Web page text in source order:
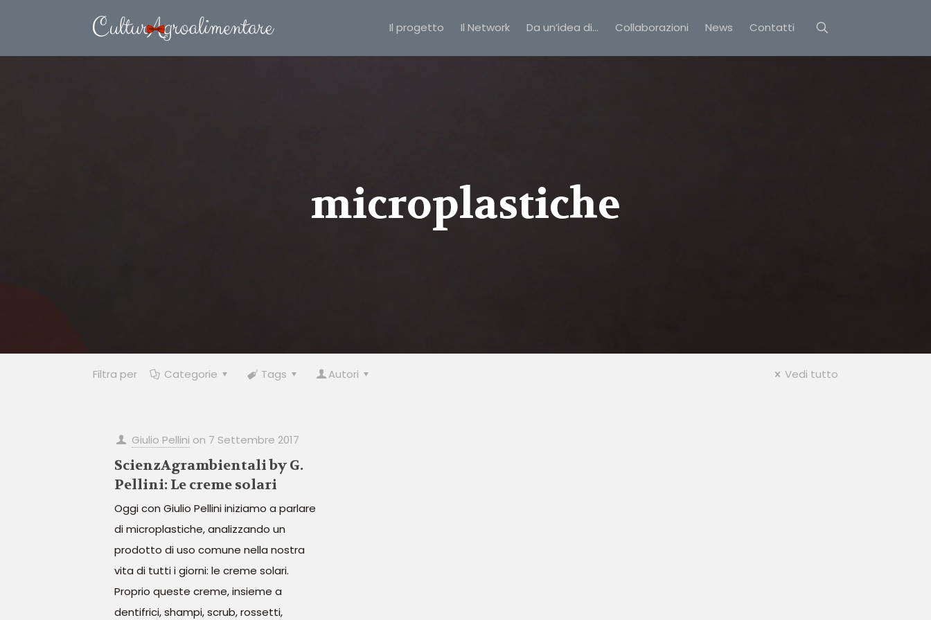
Il progetto Il Network Da un’idea di… Collaborazioni News Contatti
microplastiche
Filtra per Categorie Tags Autori Vedi tutto
Giulio Pellini on 7 Settembre 2017
ScienzAgrambientali by G.
Pellini: Le creme solari
Oggi con Giulio Pellini iniziamo a parlare
di microplastiche, analizzando un
prodotto di uso comune nella nostra
vita di tutti i giorni: le creme solari.
Proprio queste creme, insieme a
dentifrici, shampi, scrub, rossetti,